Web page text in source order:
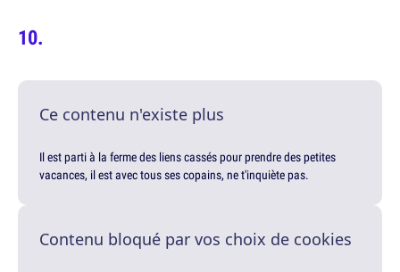
Ce contenu n'existe plus
Il est parti à la ferme des liens cassés pour prendre des petites
vacances, il est avec tous ses copains, ne t'inquiète pas.
Contenu bloqué par vos choix de cookies